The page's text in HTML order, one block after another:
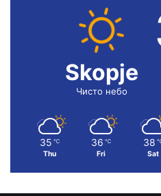
Skopje
Чисто небо
35 ℃
Thu
36 ℃
Fri
38
Sat